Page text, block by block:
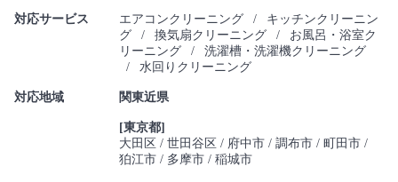
対応サービス エアコンクリーニング /
キッチンクリーニン
グ
/ 換気扇クリーニング /
お風呂・浴室ク
リーニング
/
洗濯槽・洗濯機クリーニング
/
水回りクリーニング
対応地域 関東近県
[東京都]
大田区 世田谷区 府中市 調布市 町田市
狛江市 多摩市 稲城市